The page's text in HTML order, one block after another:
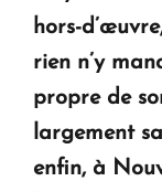
hors-
rien n’y
propre de
largement
enfin, à